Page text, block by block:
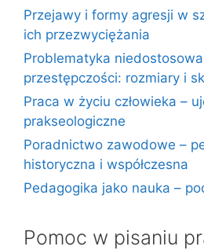
Przejawy i formy agresji w
ich przezwyciężania
Problematyka
przestępczości: rozmiary i
Praca w życiu człowieka –
prakseologiczne
Poradnictwo zawodowe –
historyczna i współczesna
Pedagogika jako nauka –
Pomoc w pisaniu